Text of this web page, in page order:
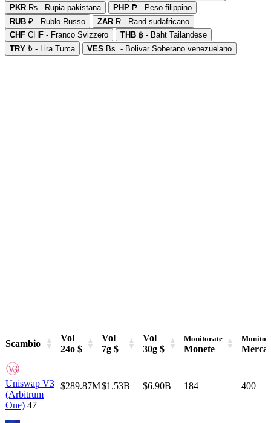
PKR ₨ - Rupia pakistana PHP ₱ - Peso filippino
RUB ₽ - Rublo Russo ZAR R - Rand sudafricano
CHF CHF - Franco Svizzero THB ฿ - Baht Tailandese
TRY ₺ - Lira Turca VES Bs. - Bolivar Soberano venezuelano
Scambio
Vol
24o $
Vol
7g $
Vol
30g $
Monitorate
Monete
Scambio
Uniswap V3
(Arbitrum
One) 47
$289.87M$1.53B $6.90B 184 400